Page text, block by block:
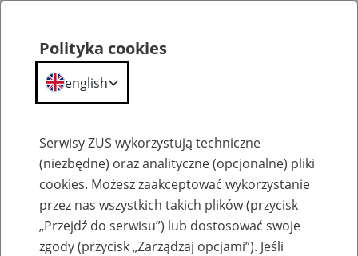
Szkolenia
Polityka cookies
english
Serwisy ZUS wykorzystują techniczne
(niezbędne) oraz analityczne (opcjonalne) pliki
cookies. Możesz zaakceptować wykorzystanie
przez nas wszystkich takich plików (przycisk
„Przejdź do serwisu”) lub dostosować swoje
zgody (przycisk „Zarządzaj opcjami”). Jeśli